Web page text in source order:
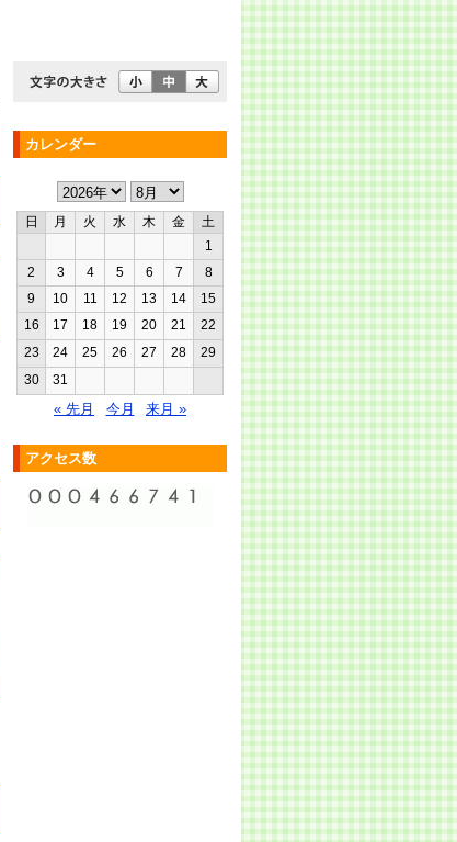
カレンダー
日 月 火 水 木 金
土
1
2
3 4 5 6 7
8
9
10 11 12 13 14
15
16
17 18 19 20 21
22
23
24 25 26 27 28
29
30
31
« 先月 今月 来月 »
アクセス数